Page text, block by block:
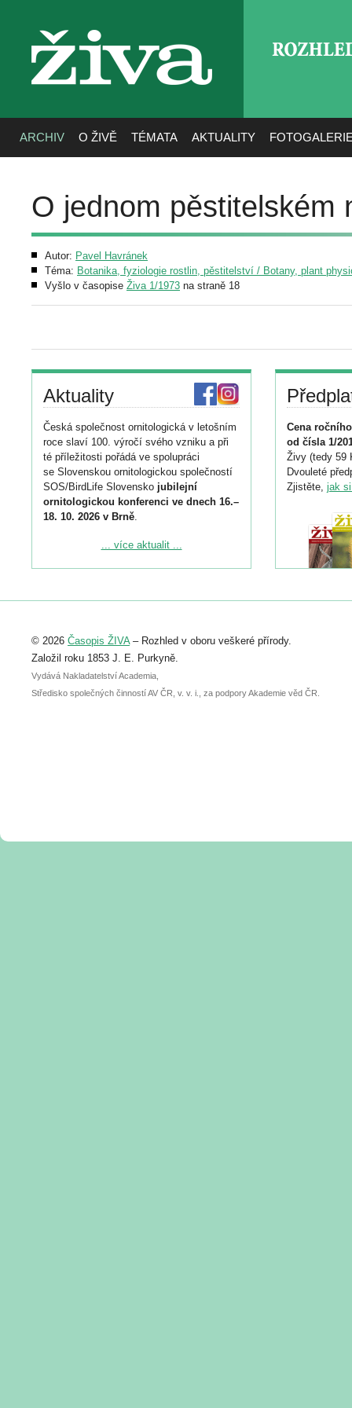
živa
ARCHIV O ŽIVĚ TÉMATA AKTUALITY
O jednom pěstitelském
Autor: Pavel Havránek
Téma: Botanika, fyziologie rostlin, pěstitelství / Botany, plant
Vyšlo v časopise Živa 1/1973 na straně 18
Aktuality
Česká společnost ornitologická v letošním
roce slaví 100. výročí svého vzniku a při
té příležitosti pořádá ve spolupráci
se Slovenskou ornitologickou společností
SOS/BirdLife Slovensko jubilejní
ornitologickou konferenci ve dnech 16.–
18. 10. 2026 v Brně.
Podrobnější informace ke konferenci
Registrovat se můžete do 6. září.
abstraktu přihlášené přednášky nebo
posteru je už 30. června.
... více aktualit ...
Cena
od čísla 1/
Živy (tedy 59
Dvouleté
Zjistěte, jak
© 2026 Časopis ŽIVA– Rozhled v oboru veškeré přírody.
Založil roku 1853 J. E. Purkyně.
Vydává Nakladatelství Academia,
Středisko společných činností AV ČR, v. v. i., za podpory Akademie věd ČR.